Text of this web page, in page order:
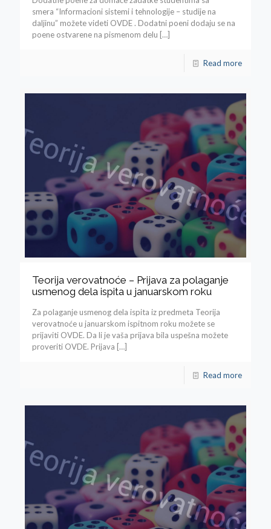
smera “Informacioni sistemi i tehnologije – studije na
daljinu” možete videti OVDE . Dodatni poeni dodaju se na
poene ostvarene na pismenom delu […]
Read more
Teorija verovatnoće – Prijava za polaganje
usmenog dela ispita u januarskom roku
Za polaganje usmenog dela ispita iz predmeta Teorija
verovatnoće u januarskom ispitnom roku možete se
prijaviti OVDE. Da li je vaša prijava bila uspešna možete
proveriti OVDE. Prijava […]
Read more